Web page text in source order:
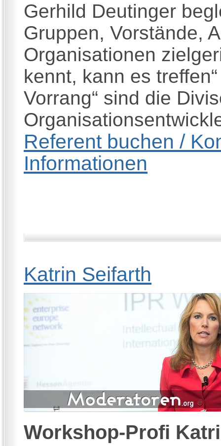
Gerhild Deutinger
Gruppen, Vorstände,
Organisationen
kennt, kann es
Vorrang“ sind die
Referent buchen /
Informationen
Katrin Seifarth
Workshop-Profi